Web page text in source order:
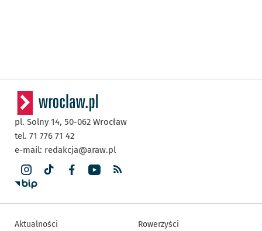
pl. Solny 14, 50-062 Wrocław
tel. 71 776 71 42
e-mail: redakcja@araw.pl
Aktualności
Rowerzyści